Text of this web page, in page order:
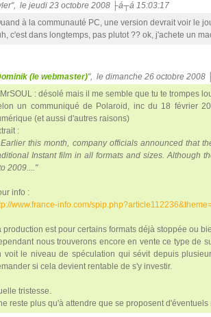
le jeudi 23 octobre 2008 ├á┬á 15:03:17
à la communauté PC, une version devrait voir le
c'est dans longtemps, pas plutot ?? ok, j'achete un
(le webmaster)", le dimanche 26 octobre 2008
: désolé mais il me semble que tu te trompes
un communiqué de Polaroid, inc du 18 février
(et aussi d'autres raisons)
:
this month, company officials announced that
Instant film in all formats and sizes. Although
2009...."
info :
www.france-info.com/
production est pour certains formats déjà stoppée ou
nous trouverons encore en vente ce type de
voit le niveau de spéculation qui sévit depuis
si cela devient rentable de s'y investir.
tristesse.
ne reste plus qu'à attendre que se proposent